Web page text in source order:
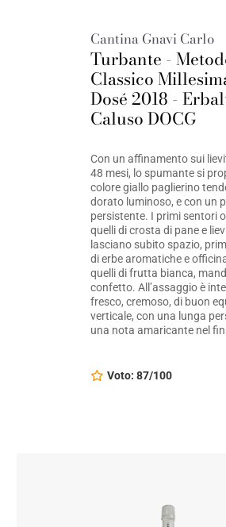
Cantina Gnavi Carlo
Turbante -
Classico
Dosé 2018 -
Caluso DOCG
Con un affinamento sui
48 mesi, lo spumante si
colore giallo paglierino
dorato luminoso, e con un
persistente. I primi sentori
quelli di crosta di pane e
lasciano subito spazio,
di erbe aromatiche e
quelli di frutta bianca,
confetto. All’assaggio è
fresco, cremoso, di buon
verticale, con una lunga
una nota amaricante nel
Voto: 87/100